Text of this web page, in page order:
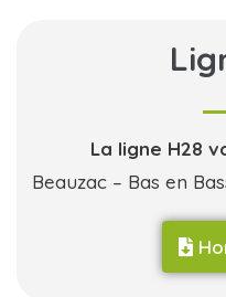
La ligne H28
Beauzac – Bas en